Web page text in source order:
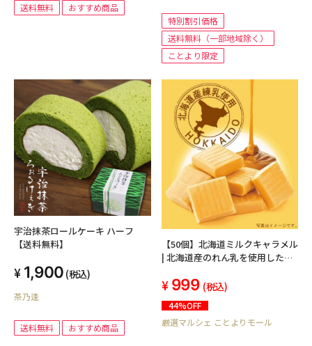
送料無料 おすすめ商品
特別割引価格
送料無料（一部地域除く）
ことより限定
宇治抹茶ロールケーキ ハーフ
【送料無料】
1,900 (税込)
茶乃逢
送料無料 おすすめ商品
【50個】北海道ミルクキャラメル
| 北海道産のれん乳を使用したこ
999 (税込)
44%OFF
厳選マルシェ ことよりモール